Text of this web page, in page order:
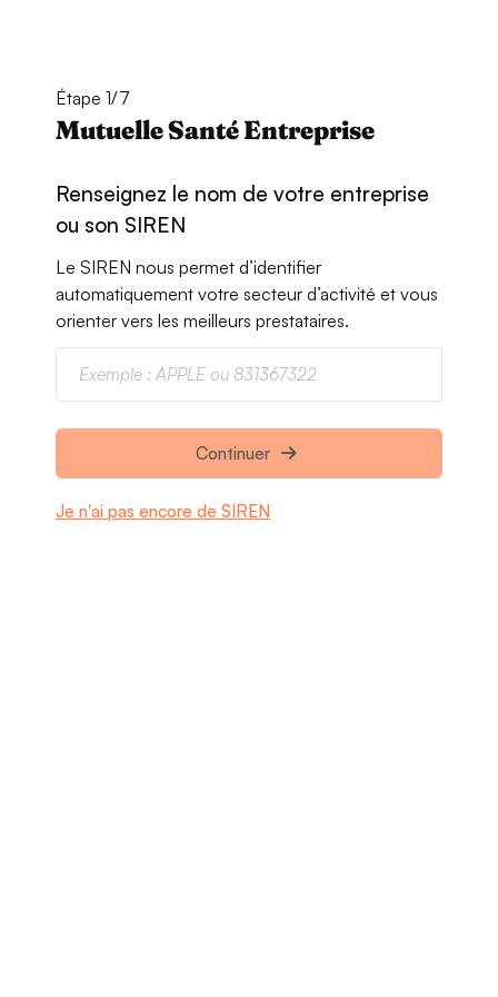
Étape 1/7
Mutuelle Santé Entreprise
Renseignez le nom de votre entreprise
ou son SIREN
Le SIREN nous permet d’identifier
automatiquement votre secteur d’activité et vous
orienter vers les meilleurs prestataires.
Continuer
Je n'ai pas encore de SIREN